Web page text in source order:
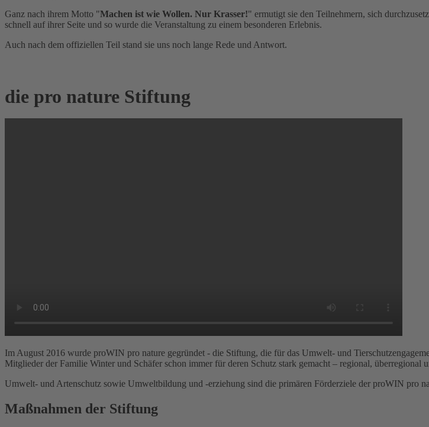
Ganz nach ihrem Motto "Machen ist wie Wollen. Nur Krasser!" ermutigt sie den Teilnehmern, sich
schnell auf ihrer Seite und so wurde die Veranstaltung zu einem besonderen Erlebnis.
Auch nach dem offiziellen Teil stand sie uns noch lange Rede und Antwort.
die pro nature Stiftung
Im August 2016 wurde proWIN pro nature gegründet - die Stiftung, die für das Umwelt- und
Mitglieder der Familie Winter und Schäfer schon immer für deren Schutz stark gemacht – regional, überregional
Umwelt- und Artenschutz sowie Umweltbildung und -erziehung sind die primären Förderziele der proWIN pro
Maßnahmen der Stiftung